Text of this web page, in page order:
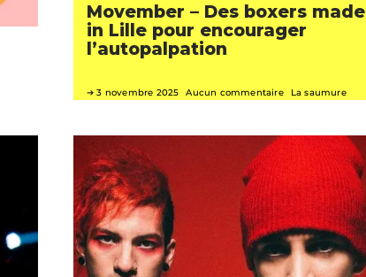
Movember – Des boxers made
in Lille pour encourager
l’autopalpation
3 novembre 2025 Aucun commentaire La saumure